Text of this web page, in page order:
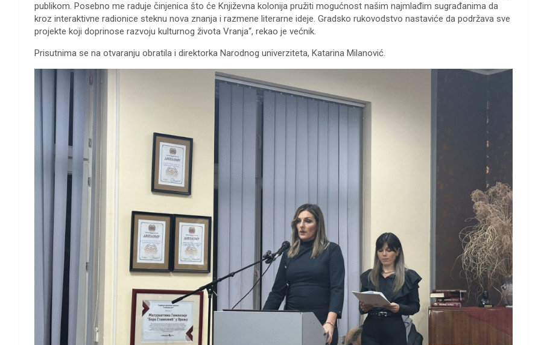
publikom. Posebno me raduje činjenica što će Književna kolonija pružiti mogućnost našim najmlađim sugrađanima da
kroz interaktivne radionice steknu nova znanja i razmene literarne ideje. Gradsko rukovodstvo nastaviće da podržava sve
projekte koji doprinose razvoju kulturnog života Vranja“, rekao je većnik.
Prisutnima se na otvaranju obratila i direktorka Narodnog univerziteta, Katarina Milanović.